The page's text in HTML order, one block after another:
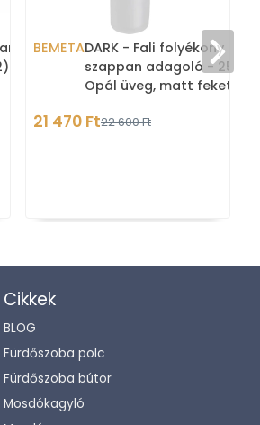
-
BEMETADARK - Fali folyékony
szappan adagoló -
Opál üveg, matt fekete
21 470 Ft22 600 Ft
Cikkek
BLOG
Fürdőszoba polc
Fürdőszoba bútor
Mosdókagyló